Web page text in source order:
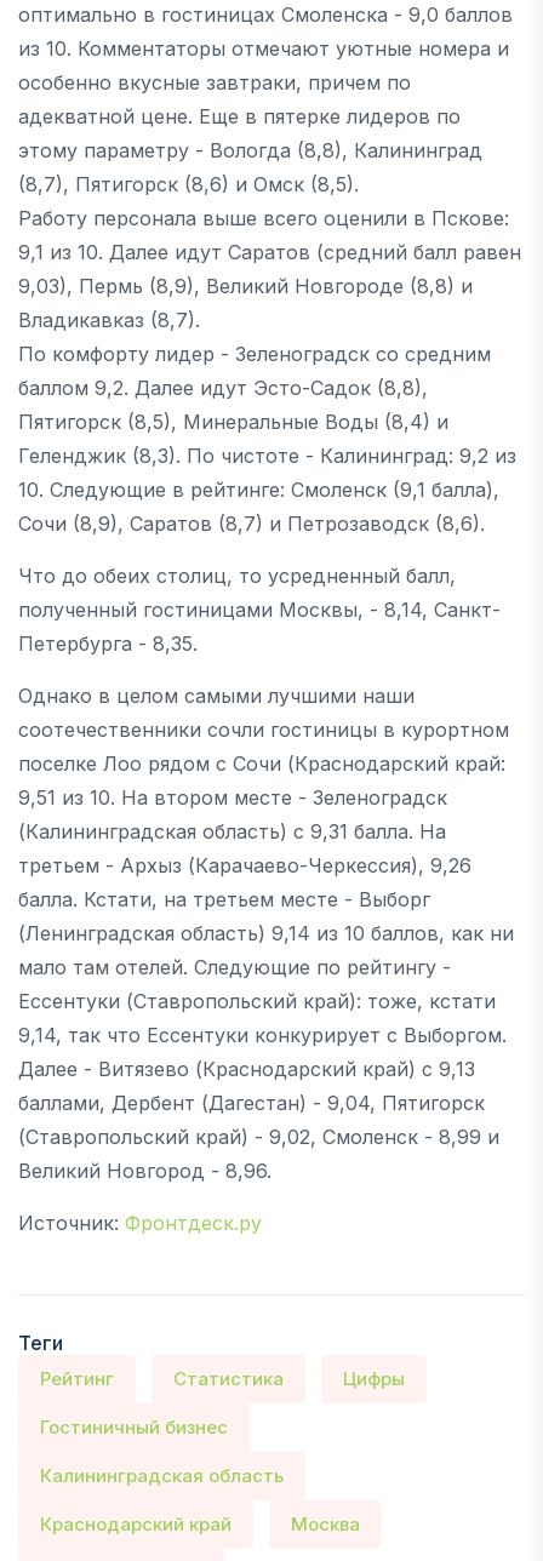
оптимально в гостиницах Смоленска - 9,0 баллов
из 10. Комментаторы отмечают уютные номера и
особенно вкусные завтраки, причем по
адекватной цене. Еще в пятерке лидеров по
этому параметру - Вологда (8,8), Калининград
(8,7), Пятигорск (8,6) и Омск (8,5).
Работу персонала выше всего оценили в Пскове:
9,1 из 10. Далее идут Саратов (средний балл равен
9,03), Пермь (8,9), Великий Новгороде (8,8) и
Владикавказ (8,7).
По комфорту лидер - Зеленоградск со средним
баллом 9,2. Далее идут Эсто-Садок (8,8),
Пятигорск (8,5), Минеральные Воды (8,4) и
Геленджик (8,3). По чистоте - Калининград: 9,2 из
10. Следующие в рейтинге: Смоленск (9,1 балла),
Сочи (8,9), Саратов (8,7) и Петрозаводск (8,6).
Что до обеих столиц, то усредненный балл,
полученный гостиницами Москвы, - 8,14, Санкт-
Петербурга - 8,35.
Однако в целом самыми лучшими наши
соотечественники сочли гостиницы в курортном
поселке Лоо рядом с Сочи (Краснодарский край:
9,51 из 10. На втором месте - Зеленоградск
(Калининградская область) с 9,31 балла. На
третьем - Архыз (Карачаево-Черкессия), 9,26
балла. Кстати, на третьем месте - Выборг
(Ленинградская область) 9,14 из 10 баллов, как ни
мало там отелей. Следующие по рейтингу -
Ессентуки (Ставропольский край): тоже, кстати
9,14, так что Ессентуки конкурирует с Выборгом.
Далее - Витязево (Краснодарский край) с 9,13
баллами, Дербент (Дагестан) - 9,04, Пятигорск
(Ставропольский край) - 9,02, Смоленск - 8,99 и
Великий Новгород - 8,96.
Источник: Фронтдеск.ру
Теги
Рейтинг Статистика Цифры
Гостиничный бизнес
Калининградская область
Краснодарский край Москва